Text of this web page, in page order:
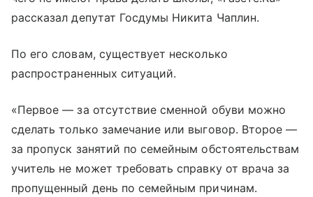
рассказал депутат Госдумы Никита Чаплин.
По его словам, существует несколько
распространенных ситуаций.
«Первое — за отсутствие сменной обуви можно
сделать только замечание или выговор. Второе —
за пропуск занятий по семейным обстоятельствам
учитель не может требовать справку от врача за
пропущенный день по семейным причинам.